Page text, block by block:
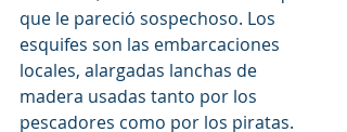
que le pareció sospechoso. Los
esquifes son las embarcaciones
locales, alargadas lanchas de
madera usadas tanto por los
pescadores como por los piratas.